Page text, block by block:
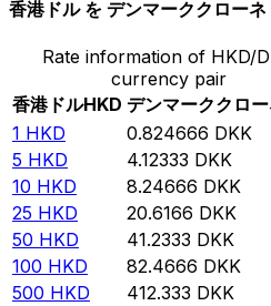
香港ドル を デンマーククロー
Rate information of HKD/
currency pair
香港ドルHKD デンマーククロ
1 HKD 0.824666 DKK
5 HKD 4.12333 DKK
10 HKD 8.24666 DKK
25 HKD 20.6166 DKK
50 HKD 41.2333 DKK
100 HKD 82.4666 DKK
500 HKD 412.333 DKK